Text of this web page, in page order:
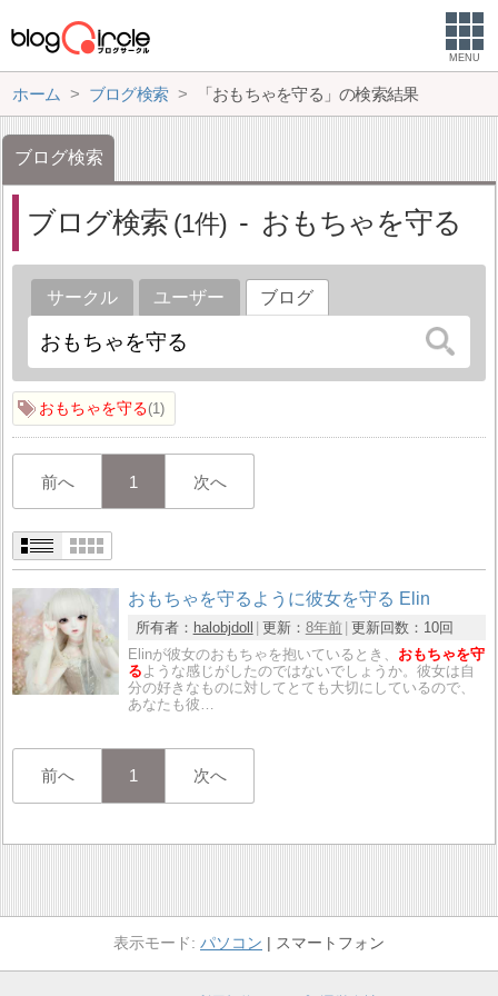
MENU
ホーム ブログ検索 「おもちゃを守る」の検索結果
ブログ検索
ブログ検索 1 おもちゃを守る
サークル ユーザー ブログ
おもちゃを守る 1
前へ 1 次へ
おもちゃを守るように彼女を守る Elin
所有者： halobjdoll 更新： 8年前 更新回数： 10回
Elinが彼女のおもちゃを抱いているとき、 おもちゃを守
る ような感じがしたのではないでしょうか。彼女は自
分の好きなものに対してとても大切にしているので、
あなたも彼…
前へ 1 次へ
パソコン スマートフォン